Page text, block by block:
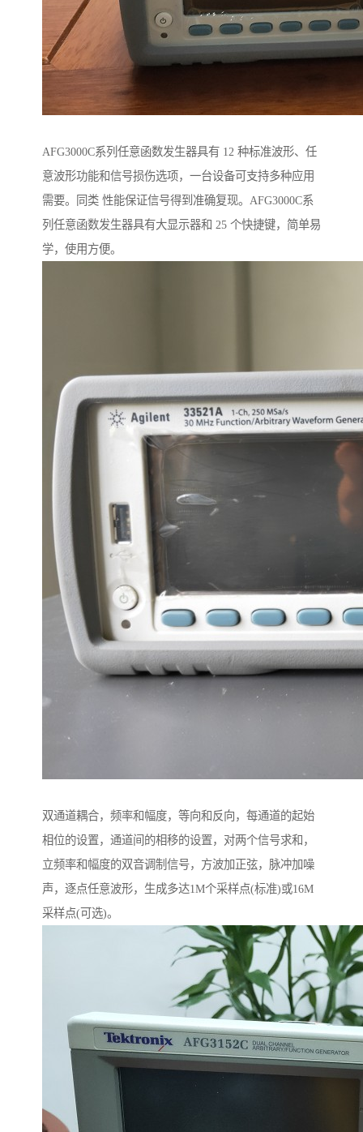
AFG3000C系列任意函数发生器具有 12 种标准波形、任
意波形功能和信号损伤选项，一台设备可支持多种应用
需要。同类 性能保证信号得到准确复现。AFG3000C系
列任意函数发生器具有大显示器和 25 个快捷键，简单易
学，使用方便。
双通道耦合，频率和幅度，等向和反向，每通道的起始
相位的设置，通道间的相移的设置，对两个信号求和，
立频率和幅度的双音调制信号，方波加正弦，脉冲加噪
声，逐点任意波形，生成多达1M个采样点(标准)或16M
采样点(可选)。